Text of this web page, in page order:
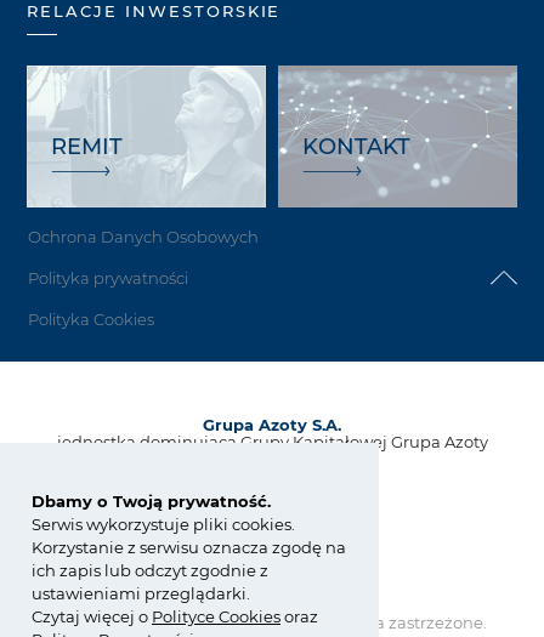
Dbamy o Twoją prywatność.
Serwis wykorzystuje pliki cookies.
Korzystanie z serwisu oznacza zgodę na
ich zapis lub odczyt zgodnie z
ustawieniami przeglądarki.
Czytaj więcej o PolityceCookiesoraz
RELACJE INWESTORSKIE
REMIT KONTAKT
Ochrona Danych Osobowych
Polityka prywatności
Polityka Cookies
Grupa Azoty S.A.
jednostka dominująca Grupy Kapitałowej Grupa Azoty
33-101 Tarnów, Polska
tel.:+48 14 637 37 37
fax: +48 14 633 07 18
kontakt@grupaazoty.com
Copyright © Grupa Azoty. Wszelkie prawa zastrzeżone.